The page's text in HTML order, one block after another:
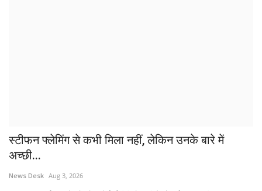
स्टीफन फ्लेमिंग से कभी मिला नहीं, लेकिन उनके बारे में
अच्छी...
News Desk Aug 3, 2026